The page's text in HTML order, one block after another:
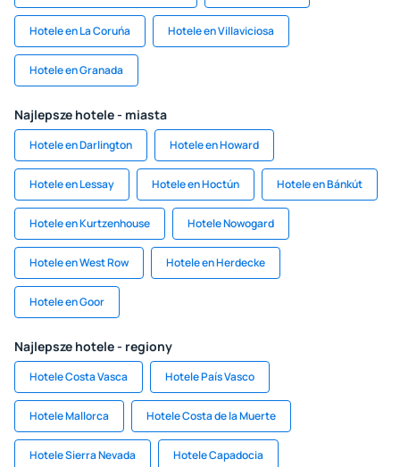
Hotele en La Coruńa Hotele en Villaviciosa
Hotele en Granada
Najlepsze hotele - miasta
Hotele en Darlington Hotele en Howard
Hotele en Lessay Hotele en Hoctún Hotele en Bánkút
Hotele en Kurtzenhouse Hotele Nowogard
Hotele en West Row Hotele en Herdecke
Hotele en Goor
Najlepsze hotele - regiony
Hotele Costa Vasca Hotele País Vasco
Hotele Mallorca Hotele Costa de la Muerte
Hotele Sierra Nevada Hotele Capadocia